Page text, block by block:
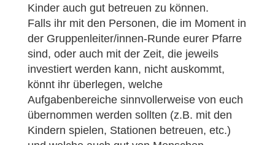
Kinder auch gut betreuen zu können.
Falls ihr mit den Personen, die im Moment in
der Gruppenleiter/innen-Runde eurer Pfarre
sind, oder auch mit der Zeit, die jeweils
investiert werden kann, nicht auskommt,
könnt ihr überlegen, welche
Aufgabenbereiche sinnvollerweise von euch
übernommen werden sollten (z.B. mit den
Kindern spielen, Stationen betreuen, etc.)